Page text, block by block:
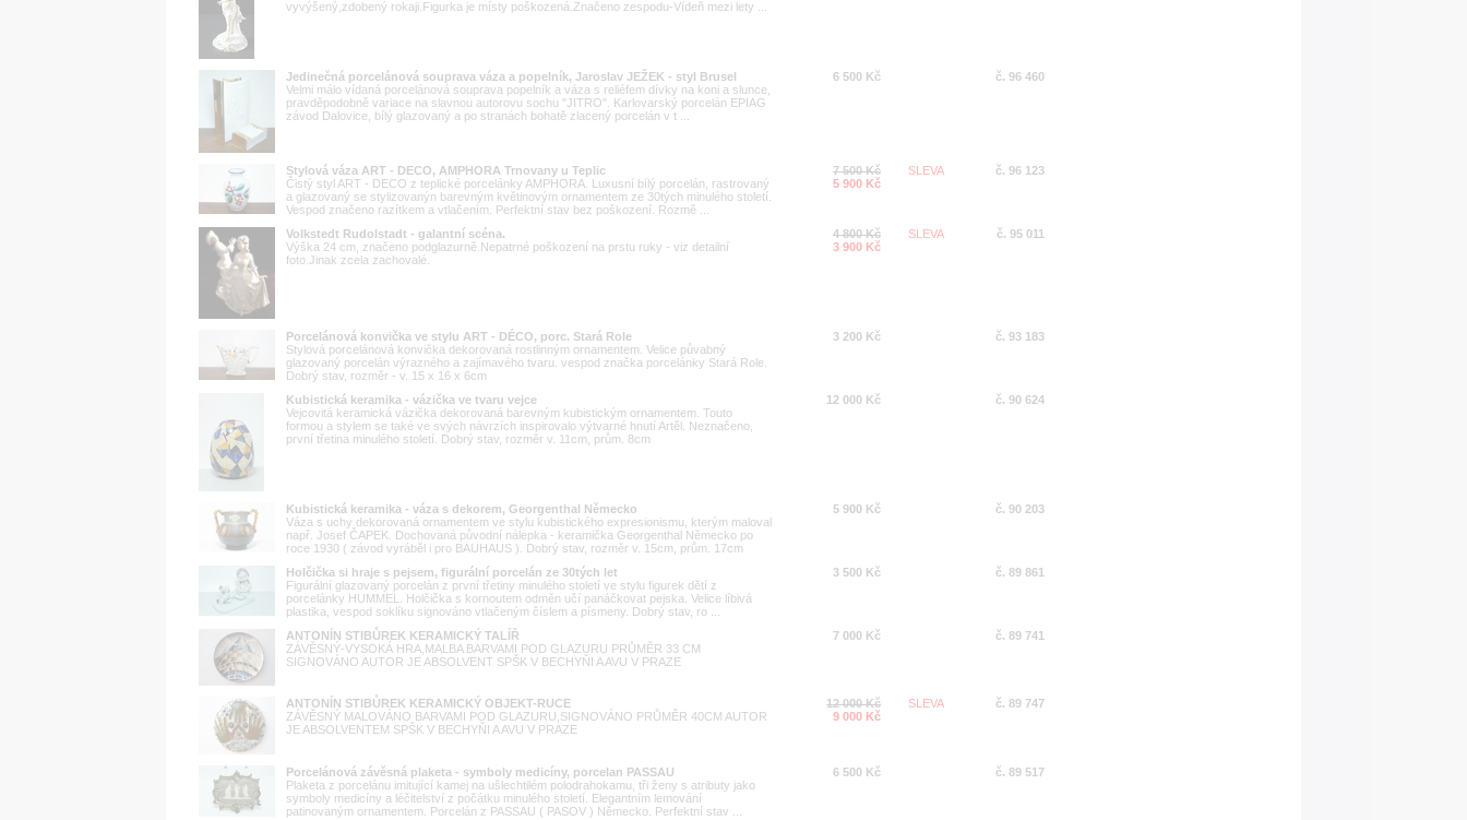
vyvýšený,zdobený rokaji.Figurka je místy poškozená.Značeno zespodu-Vídeň mezi lety ...
Jedinečná porcelánová souprava váza a popelník, Jaroslav JEŽEK - styl Brusel
Velmi málo vídaná porcelánová souprava popelník a váza s reliéfem dívky na koni a slunce,
pravděpodobně variace na slavnou autorovu sochu "JITRO". Karlovarský porcelán EPIAG
závod Dalovice, bílý glazovaný a po stranách bohatě zlacený porcelán v t ...
6 500 Kč č. 96 460
Stylová váza ART - DECO, AMPHORA Trnovany u Teplic
Čistý styl ART - DECO z teplické porcelánky AMPHORA. Luxusní bílý porcelán, rastrovaný
a glazovaný se stylizovanýn barevným květinovým ornamentem ze 30tých minulého století.
Vespod značeno razítkem a vtlačením. Perfektní stav bez poškození. Rozmě ...
7 500 Kč
5 900 Kč
SLEVA č. 96 123
Volkstedt Rudolstadt - galantní scéna.
Výška 24 cm, značeno podglazurně.Nepatrné poškození na prstu ruky - viz detailní
foto.Jinak zcela zachovalé.
4 800 Kč
3 900 Kč
SLEVA č. 95 011
Porcelánová konvička ve stylu ART - DÉCO, porc. Stará Role
Stylová porcelánová konvička dekorovaná rostlinným ornamentem. Velice půvabný
glazovaný porcelán výrazného a zajímavého tvaru. vespod značka porcelánky Stará Role.
Dobrý stav, rozměr - v. 15 x 16 x 6cm
3 200 Kč č. 93 183
Kubistická keramika - vázička ve tvaru vejce
Vejcovitá keramická vázička dekorovaná barevným kubistickým ornamentem. Touto
formou a stylem se také ve svých návrzích inspirovalo výtvarné hnutí Artěl. Neznačeno,
první třetina minulého století. Dobrý stav, rozměr v. 11cm, prům. 8cm
12 000 Kč č. 90 624
Kubistická keramika - váza s dekorem, Georgenthal Německo
Váza s uchy dekorovaná ornamentem ve stylu kubistického expresionismu, kterým maloval
např. Josef ČAPEK. Dochovaná původní nálepka - keramička Georgenthal Německo po
roce 1930 ( závod vyráběl i pro BAUHAUS ). Dobrý stav, rozměr v. 15cm, prům. 17cm
5 900 Kč č. 90 203
Holčička si hraje s pejsem, figurální porcelán ze 30tých let
Figurální glazovaný porcelán z první třetiny minulého století ve stylu figurek dětí z
porcelánky HUMMEL. Holčička s kornoutem odměn učí panáčkovat pejska. Velice líbivá
plastika, vespod soklíku signováno vtlačeným číslem a písmeny. Dobrý stav, ro ...
3 500 Kč č. 89 861
ANTONÍN STIBŮREK KERAMICKÝ TALÍŘ
ZÁVĚSNÝ-VYSOKÁ HRA,MALBA BARVAMI POD GLAZURU PRŮMĚR 33 CM
SIGNOVÁNO AUTOR JE ABSOLVENT SPŠK V BECHYŇI A AVU V PRAZE
7 000 Kč č. 89 741
ANTONÍN STIBŮREK KERAMICKÝ OBJEKT-RUCE
ZÁVĚSNÝ MALOVÁNO BARVAMI POD GLAZURU,SIGNOVÁNO PRŮMĚR 40CM AUTOR
JE ABSOLVENTEM SPŠK V BECHYŇI A AVU V PRAZE
12 000 Kč
9 000 Kč
SLEVA č. 89 747
Porcelánová závěsná plaketa - symboly medicíny, porcelan PASSAU
Plaketa z porcelánu imitující kamej na ušlechtilém polodrahokamu, tři ženy s atributy jako
symboly medicíny a léčitelství z počátku minulého století. Elegantním lemování
patinovaným ornamentem. Porcelán z PASSAU ( PASOV ) Německo. Perfektní stav ...
6 500 Kč č. 89 517